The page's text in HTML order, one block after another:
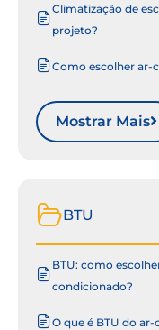
Climatização de
projeto?
Como escolher ar-
Mostrar Mais
BTU
BTU: como
condicionado?
O que é BTU do